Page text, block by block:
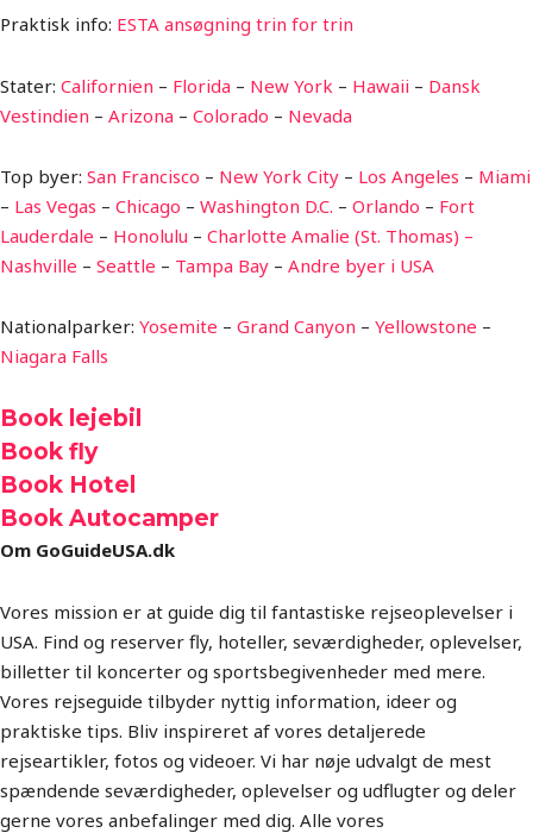
Praktisk info: ESTA ansøgning trin for trin
Stater: Californien – Florida – New York – Hawaii – Dansk
Vestindien – Arizona – Colorado – Nevada
Top byer: San Francisco – New York City – Los Angeles – Miami
– Las Vegas – Chicago – Washington D.C. – Orlando – Fort
Lauderdale – Honolulu – Charlotte Amalie (St. Thomas) –
Nashville – Seattle – Tampa Bay – Andre byer i USA
Nationalparker: Yosemite – Grand Canyon – Yellowstone –
Niagara Falls
Book lejebil
Book fly
Book Hotel
Book Autocamper
Om GoGuideUSA.dk
Vores mission er at guide dig til fantastiske rejseoplevelser i
USA. Find og reserver fly, hoteller, seværdigheder, oplevelser,
billetter til koncerter og sportsbegivenheder med mere.
Vores rejseguide tilbyder nyttig information, ideer og
praktiske tips. Bliv inspireret af vores detaljerede
rejseartikler, fotos og videoer. Vi har nøje udvalgt de mest
spændende seværdigheder, oplevelser og udflugter og deler
gerne vores anbefalinger med dig. Alle vores